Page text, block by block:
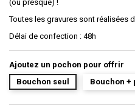
(ou presque) !
Toutes les gravures sont réalisées
Délai de confection : 48h
Ajoutez un pochon pour offrir
Bouchon seul
Bouchon +